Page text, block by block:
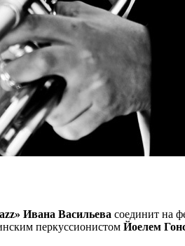
Ивана Васильева соединит на
перкуссионистом Йоелем